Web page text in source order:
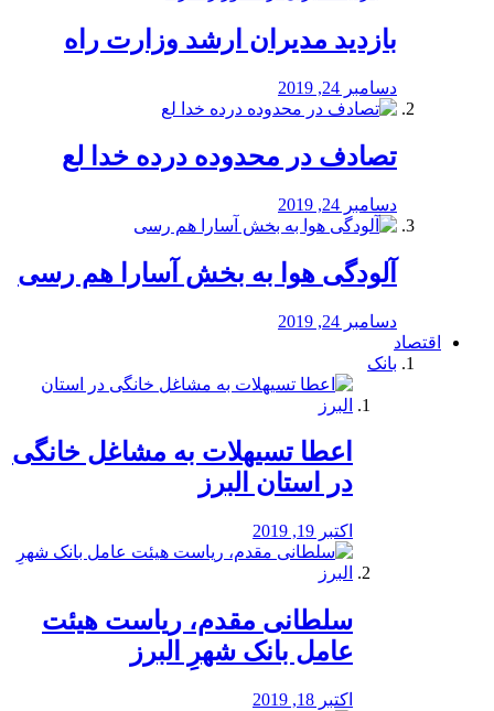
بازدید مدیران ارشد وزارت راه
دسامبر 24, 2019
تصادف در محدوده درده خدا لع
دسامبر 24, 2019
آلودگی هوا به بخش آسارا هم رسی
دسامبر 24, 2019
اقتصاد
بانک
️اعطا تسیهلات به مشاغل خانگی
در استان البرز
اکتبر 19, 2019
سلطانی مقدم، ریاست هیئت
عامل بانک شهرِ البرز
اکتبر 18, 2019